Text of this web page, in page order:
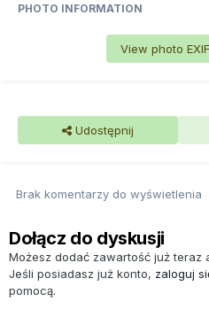
PHOTO INFORMATION
View photo
Udostępnij
Brak komentarzy do wyświetlenia
Dołącz do dyskusji
Możesz dodać zawartość już teraz
Jeśli posiadasz już konto, zaloguj
pomocą.